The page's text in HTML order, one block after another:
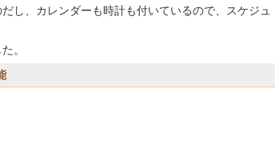
し、カレンダーも時計も付いているので、スケジュ
。